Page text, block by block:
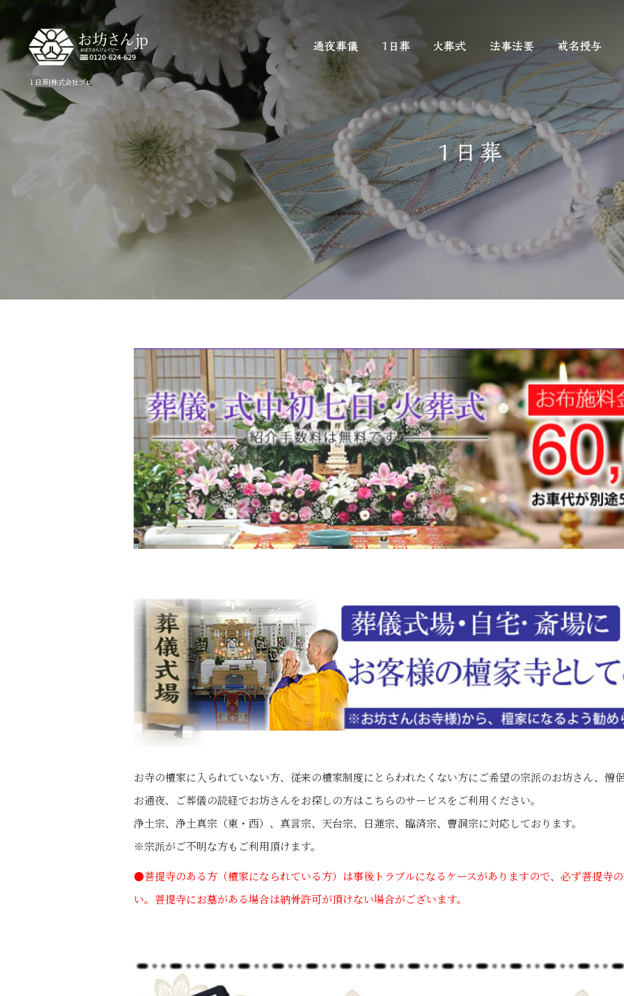
１日葬|株式会社プロ
お寺の檀家に入られていない方、従来の檀家制度にとらわれたくない方にご希望の宗派のお坊さん、僧
お通夜、ご葬儀の読経でお坊さんをお探しの方はこちらのサービスをご利用ください。
浄土宗、浄土真宗（東・西）、真言宗、天台宗、日蓮宗、臨済宗、曹洞宗に対応しております。
※宗派がご不明な方もご利用頂けます。
●菩提寺のある方（檀家になられている方）は事後トラブルになるケースがありますので、必ず菩提寺
い。菩提寺にお墓がある場合は納骨許可が頂けない場合がございます。